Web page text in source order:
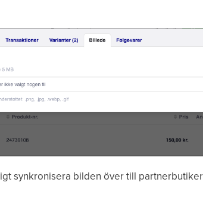
synkronisera bilden över till